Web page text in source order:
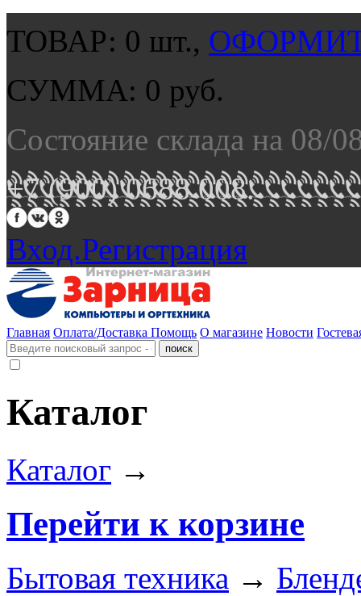
ТОВАР: 0 шт.,
СУММА: 0 руб.
Состояние склада на 08/
+7 (900) 0688 008.
Вход.Регистрация
Главная Оплата/Доставка Помощь О магазине Новости
Каталог
Каталог →
Перейти к корзине
Бытовая техника →